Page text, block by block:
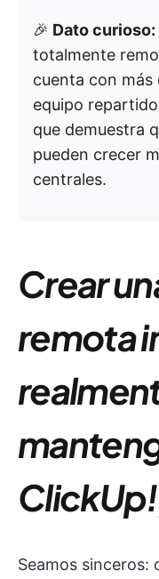
🎉 Dato curioso:
totalmente
cuenta con más
equipo
que demuestra
pueden crecer
centrales.
Crear
remota
Seamos sinceros: